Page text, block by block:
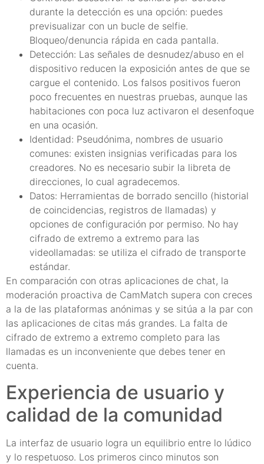
durante la detección es una opción: puedes
previsualizar con un bucle de selfie.
Bloqueo/denuncia rápida en cada pantalla.
Detección: Las señales de desnudez/abuso en el
dispositivo reducen la exposición antes de que se
cargue el contenido. Los falsos positivos fueron
poco frecuentes en nuestras pruebas, aunque las
habitaciones con poca luz activaron el desenfoque
en una ocasión.
Identidad: Pseudónima, nombres de usuario
comunes: existen insignias verificadas para los
creadores. No es necesario subir la libreta de
direcciones, lo cual agradecemos.
Datos: Herramientas de borrado sencillo (historial
de coincidencias, registros de llamadas) y
opciones de configuración por permiso. No hay
cifrado de extremo a extremo para las
videollamadas: se utiliza el cifrado de transporte
estándar.
En comparación con otras aplicaciones de chat, la
moderación proactiva de CamMatch supera con creces
a la de las plataformas anónimas y se sitúa a la par con
las aplicaciones de citas más grandes. La falta de
cifrado de extremo a extremo completo para las
llamadas es un inconveniente que debes tener en
cuenta.
Experiencia de usuario y
calidad de la comunidad
La interfaz de usuario logra un equilibrio entre lo lúdico
y lo respetuoso. Los primeros cinco minutos son